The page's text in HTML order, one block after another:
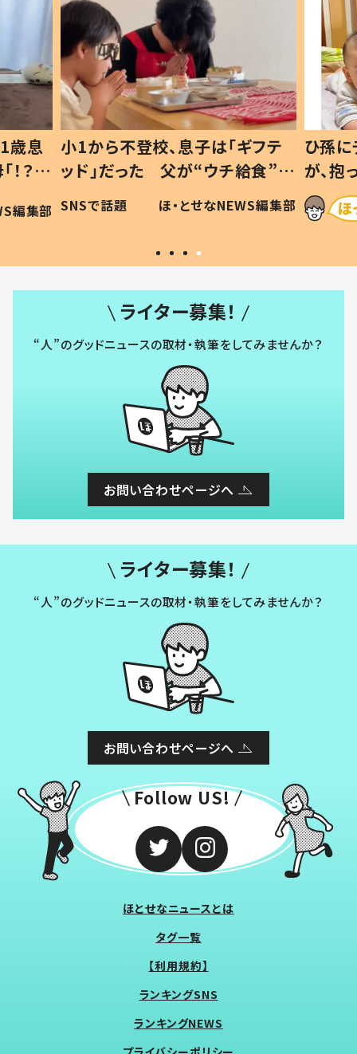
部
小1から不登校、息子は「ギフテ
ッド」だった 父が“ウチ給食”を
作り続ける理由とは #令和の親
#令和の子
SNSで話題 ほ・とせなNEWS編集部
ひ孫にデ
が、抱っ
「涙が出ま
い」
ライター募集！
“人”のグッドニュースの取材・執筆をしてみませんか？
お問い合わせページへ
ライター募集！
“人”のグッドニュースの取材・執筆をしてみませんか？
お問い合わせページへ
Follow US!
ほとせなニュースとは
タグ一覧
【利用規約】
ランキングSNS
ランキングNEWS